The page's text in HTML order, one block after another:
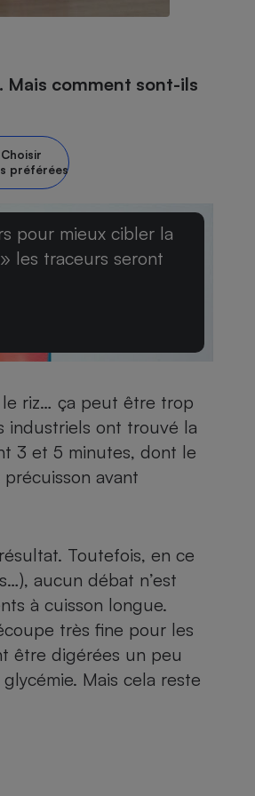
Mais comment sont-ils
préférées
pour mieux cibler la
les traceurs seront
le riz… ça peut être trop
industriels ont trouvé la
3 et 5 minutes, dont le
avant
Toutefois, en ce
aucun débat n’est
à cuisson longue.
très fine pour les
être digérées un peu
Mais cela reste
une
vie